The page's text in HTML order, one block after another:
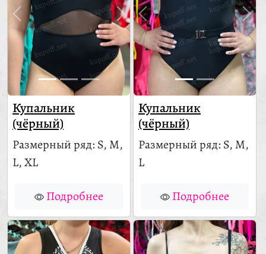
Купальник
(чёрный)
Размерный ряд: S, M,
L, XL
Подробнее
Купальник
(чёрный)
Размерный ряд: S, M,
L
Подробнее